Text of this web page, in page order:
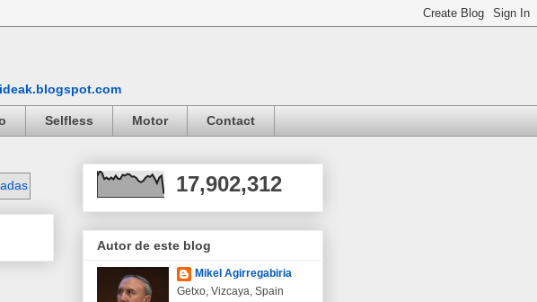
Selfless Motor Contact
17,902,312
Autor de este blog
Mikel Agirregabiria
Getxo, Vizcaya, Spain